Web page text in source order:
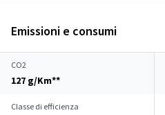
Emissioni e consumi
CO2
127 g/Km**
Classe di efficienza